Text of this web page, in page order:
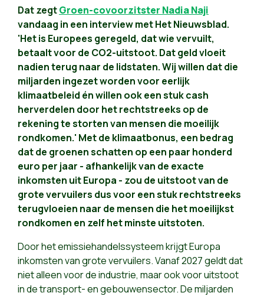
Dat zegtGroen-covoorzitster Nadia Naji
vandaag in een interview met Het Nieuwsblad.
'Het is Europees geregeld, dat wie vervuilt,
betaalt voor de CO2-uitstoot. Dat geld vloeit
nadien terug naar de lidstaten. Wij willen dat die
miljarden ingezet worden voor eerlijk
klimaatbeleid én willen ook een stuk cash
herverdelen door het rechtstreeks op de
rekening te storten van mensen die moeilijk
rondkomen.' Met de klimaatbonus, een bedrag
dat de groenen schatten op een paar honderd
euro per jaar - afhankelijk van de exacte
inkomsten uit Europa - zou de uitstoot van de
grote vervuilers dus voor een stuk rechtstreeks
terugvloeien naar de mensen die het moeilijkst
rondkomen en zelf het minste uitstoten.
Door het emissiehandelssysteem krijgt Europa
inkomsten van grote vervuilers. Vanaf 2027 geldt dat
niet alleen voor de industrie, maar ook voor uitstoot
in de transport- en gebouwensector. De miljarden